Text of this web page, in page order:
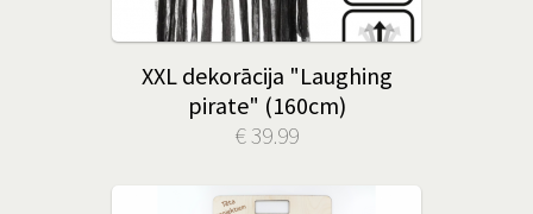
XXL dekorācija "Laughing
pirate" (160cm)
€ 39.99